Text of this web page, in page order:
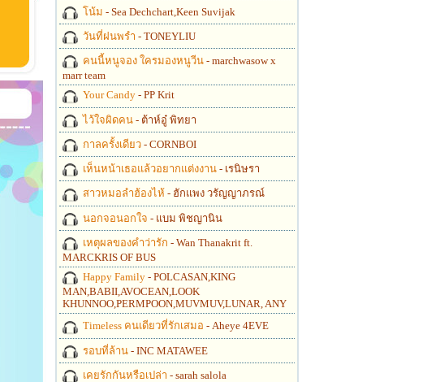
โน้ม - Sea Dechchart,Keen Suvijak
วันที่ฝนพรำ - TONEYLIU
คนนี้หนูจอง ใครมองหนูวีน - marchwasow x
marr team
Your Candy - PP Krit
ไว้ใจผิดคน - ต้าห์อู๋ พิทยา
กาลครั้งเดียว - CORNBOI
เห็นหน้าเธอแล้วอยากแต่งงาน - เรนิษรา
สาวหมอลำฮ้องไห้ - ฮักแพง วรัญญาภรณ์
นอกจอนอกใจ - แบม พิชญานิน
เหตุผลของคำว่ารัก - Wan Thanakrit ft.
MARCKRIS OF BUS
Happy Family - POLCASAN,KING
MAN,BABII,AVOCEAN,LOOK
KHUNNOO,PERMPOON,MUVMUV,LUNAR, ANY
Timeless คนเดียวที่รักเสมอ - Aheye 4EVE
รอบที่ล้าน - INC MATAWEE
เคยรักกันหรือเปล่า - sarah salola